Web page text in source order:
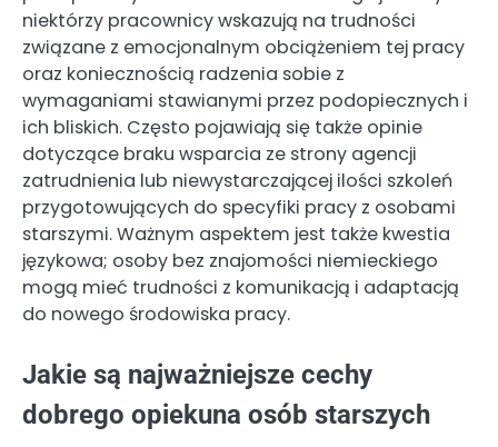
niektórzy pracownicy wskazują na trudności
związane z emocjonalnym obciążeniem tej pracy
oraz koniecznością radzenia sobie z
wymaganiami stawianymi przez podopiecznych i
ich bliskich. Często pojawiają się także opinie
dotyczące braku wsparcia ze strony agencji
zatrudnienia lub niewystarczającej ilości szkoleń
przygotowujących do specyfiki pracy z osobami
starszymi. Ważnym aspektem jest także kwestia
językowa; osoby bez znajomości niemieckiego
mogą mieć trudności z komunikacją i adaptacją
do nowego środowiska pracy.
Jakie są najważniejsze cechy
dobrego opiekuna osób starszych